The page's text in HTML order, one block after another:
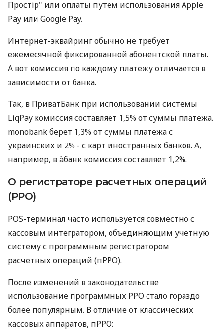
Простір" или оплаты путем использования Apple
Pay или Google Pay.
Интернет-эквайринг обычно не требует
ежемесячной фиксированной абонентской платы.
А вот комиссия по каждому платежу отличается в
зависимости от банка.
Так, в ПриватБанк при использовании системы
LiqPay комиссия составляет 1,5% от суммы платежа.
monobank берет 1,3% от суммы платежа с
украинских и 2% - с карт иностранных банков. А,
например, в àбанк комиссия составляет 1,2%.
О регистраторе расчетных операций
(РРО)
POS-терминал часто используется совместно с
кассовым интегратором, объединяющим учетную
систему с программным регистратором
расчетных операций (пРРО).
После изменений в законодательстве
использование программных РРО стало гораздо
более популярным. В отличие от классических
кассовых аппаратов, пРРО: